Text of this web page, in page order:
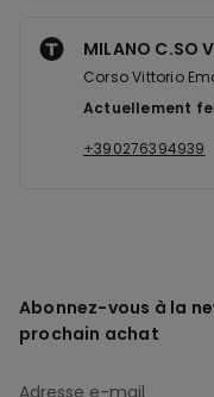
MILANO C.SO
Corso Vittorio
Actuellement
+390276394939
Abonnez-vous à la
prochain achat